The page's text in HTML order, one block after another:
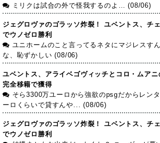
ミリクは試合の外で怪我するのよ… (08/06)
ジェグロヴァのゴラッソ炸裂！ ユベントス、チ
でウノゼロ勝利
ユニホームのこと言ってるネタにマジレスす
な、恥ずかしい (08/06)
ユベントス、アライベゴヴィッチとコロ・ムアニ
完全移籍で獲得
そら3300万ユーロから強欲のpsgだからレン
ーロくらいで貸すんや... (08/06)
ジェグロヴァのゴラッソ炸裂！ ユベントス、チ
でウノゼロ勝利